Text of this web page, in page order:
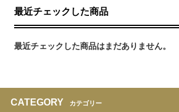
最近チェックした商品
最近チェックした商品はまだありません。
CATEGORY カテゴリー